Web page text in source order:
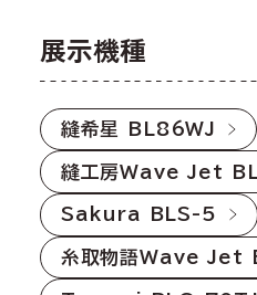
展示機種
縫希星 BL86WJ
縫工房Wave Jet
Sakura BLS-5
糸取物語Wave Jet